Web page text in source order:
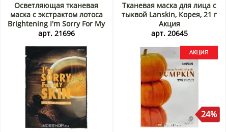
Осветляющая тканевая
маска с экстрактом лотоса
Brightening I'm Sorry For My
Skin Ultru, Корея, 33 мл
арт. 21696
Тканевая маска для лица с
тыквой Lanskin, Корея, 21 г
Акция
арт. 20645
24%